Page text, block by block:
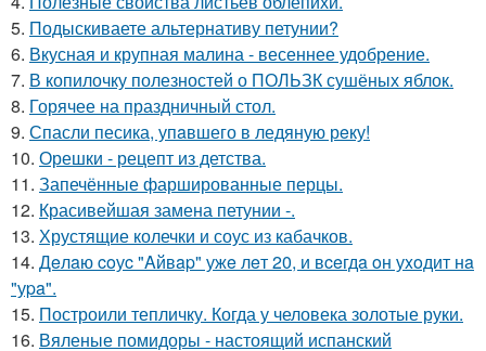
5. Подыскиваете альтернативу петунии?
6. Вкусная и крупная малина - весеннее удобрение.
7. В копилочку полезностей о ПОЛЬЗК сушёных яблок.
8. Горячее на праздничный стол.
9. Спасли песика, упaвшего в ледяную рeку!
10. Орешки - рецепт из детства.
11. Запечённые фаршированные перцы.
12. Красивейшая замена петунии -.
13. Хрустящие колечки и соус из кабачков.
14. Дeлaю coуc "Aйвap" ужe лeт 20, и вceгдa oн уxoдит нa
"уpa".
15. Построили тепличку. Когда у человека золотые руки.
16. Вяленые помидоры - настоящий испанский